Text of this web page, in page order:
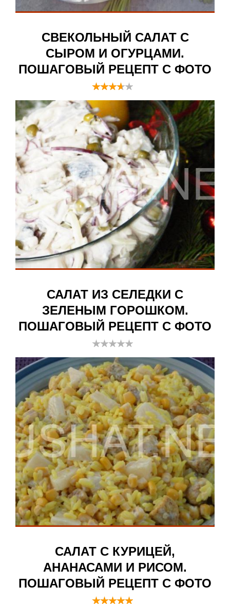
СВЕКОЛЬНЫЙ САЛАТ С
СЫРОМ И ОГУРЦАМИ.
ПОШАГОВЫЙ РЕЦЕПТ С ФОТО
САЛАТ ИЗ СЕЛЕДКИ С
ЗЕЛЕНЫМ ГОРОШКОМ.
ПОШАГОВЫЙ РЕЦЕПТ С ФОТО
САЛАТ С КУРИЦЕЙ,
АНАНАСАМИ И РИСОМ.
ПОШАГОВЫЙ РЕЦЕПТ С ФОТО